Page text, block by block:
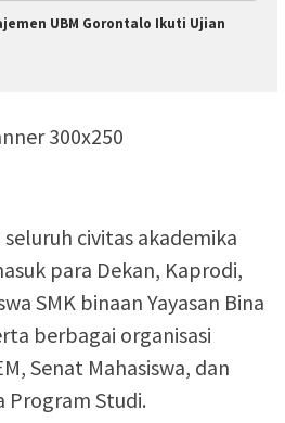
UBM Gorontalo Ikuti Ujian
civitas akademika
para Dekan, Kaprodi,
SMK binaan Yayasan Bina
berbagai organisasi
Senat Mahasiswa, dan
Program Studi.